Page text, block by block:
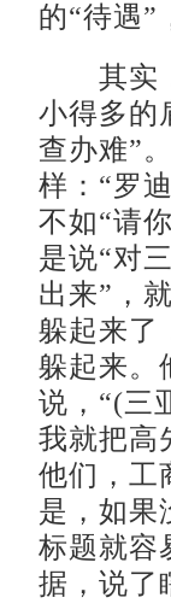
的“待遇”
其实，
小得多的
查办难”
样：“罗
不如“请
是说“对
出来”，
躲起来了
躲起来。
说，“(三
我就把高
他们，工
是，如果
标题就容
据，说了